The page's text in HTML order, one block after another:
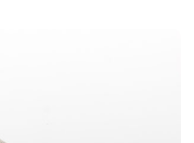
Europese